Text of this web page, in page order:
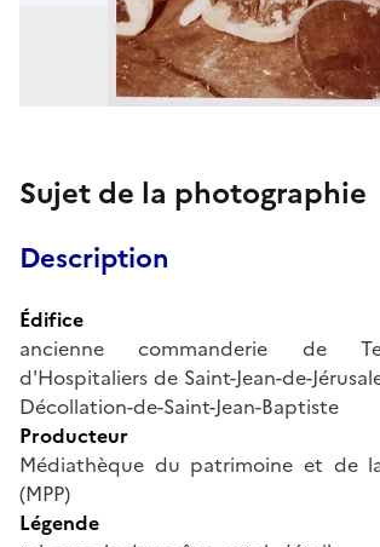
Sujet de la photographie
Description
Édifice
ancienne commanderie de
d'Hospitaliers de Saint-Jean-de-
Décollation-de-Saint-Jean-Baptiste
Producteur
Médiathèque du patrimoine et de
(MPP)
Légende